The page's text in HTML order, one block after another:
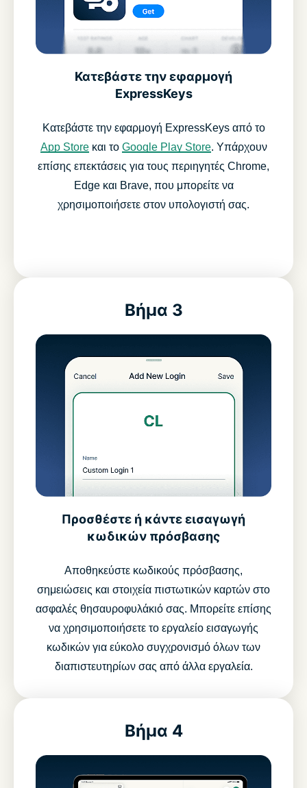
Κατεβάστε την εφαρμογή
ExpressKeys
Κατεβάστε την εφαρμογή ExpressKeys από το
App Storeκαι το Google Play Store. Υπάρχουν
επίσης επεκτάσεις για τους περιηγητές Chrome,
Edge και Brave, που μπορείτε να
χρησιμοποιήσετε στον υπολογιστή σας.
Βήμα 3
Προσθέστε ή κάντε εισαγωγή
κωδικών πρόσβασης
Αποθηκεύστε κωδικούς πρόσβασης,
σημειώσεις και στοιχεία πιστωτικών καρτών στο
ασφαλές θησαυροφυλάκιό σας. Μπορείτε επίσης
να χρησιμοποιήσετε το εργαλείο εισαγωγής
κωδικών για εύκολο συγχρονισμό όλων των
διαπιστευτηρίων σας από άλλα εργαλεία.
Βήμα 4